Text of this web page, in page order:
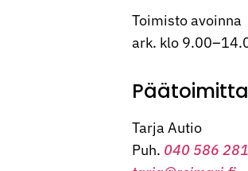
Toimisto avoinna
ark. klo
Tarja Autio
Puh. 040 586